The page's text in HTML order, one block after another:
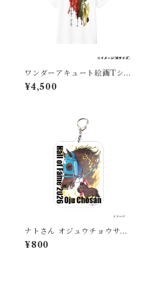
ワンダーアキュート絵画Tシャ
ツ
¥4,500
ナトさん オジュウチョウサン
顕彰馬記念 アクリルキーホル
ダー
¥800